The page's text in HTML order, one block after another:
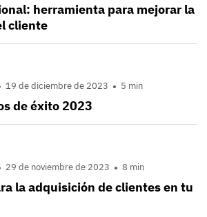
herramienta para mejorar la
cliente
19 de diciembre de 2023 5 min
de éxito 2023
29 de noviembre de 2023 8 min
la adquisición de clientes en tu